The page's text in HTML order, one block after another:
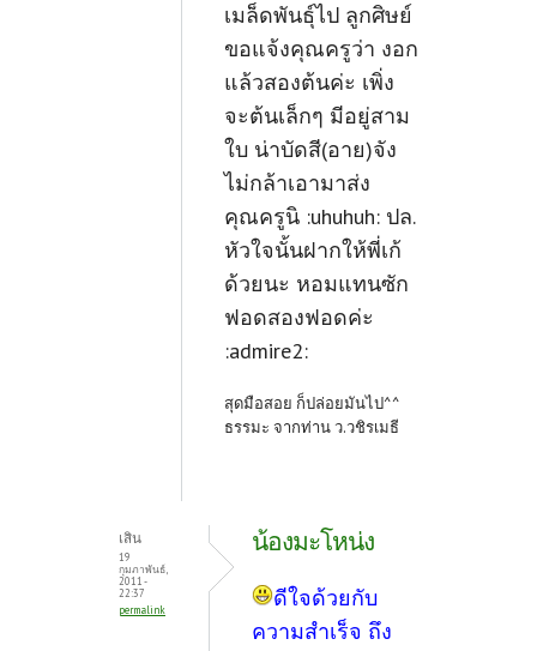
เมล็ดพันธุ์ไป ลูกศิษย์
ขอแจ้งคุณครูว่า งอก
แล้วสองต้นค่ะ เพิ่ง
จะต้นเล็กๆ มีอยู่สาม
ใบ น่าบัดสี(อาย)จัง
ไม่กล้าเอามาส่ง
คุณครูนิ :uhuhuh: ปล.
หัวใจนั้นฝากให้พี่เก้
ด้วยนะ หอมแทนซัก
ฟอดสองฟอดค่ะ
:admire2:
สุดมือสอย ก็ปล่อยมันไป^^
ธรรมะ จากท่าน ว.วชิรเมธี
เสิน
19
กุมภาพันธ์,
2011 -
22:37
permalink
น้องมะโหน่ง
ดีใจด้วยกับ
ความสำเร็จ ถึง